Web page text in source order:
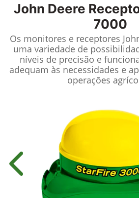
John Deere
7000
Os monitores e receptores
uma variedade de
níveis de precisão e
adequam às necessidades e
operações
Anterior